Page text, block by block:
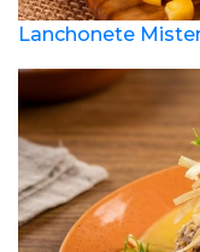
Lanchonete